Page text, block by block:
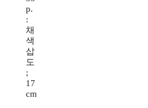
p.
:
채
색
삽
도
;
17
cm